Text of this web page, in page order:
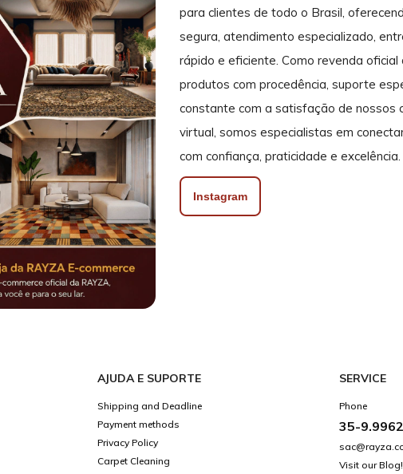
para clientes de todo o Brasil,
segura, atendimento especializado,
rápido e eficiente. Como revenda oficial
produtos com procedência, suporte
constante com a satisfação de nossos
virtual, somos especialistas em
com confiança, praticidade e excelência.
Instagram
AJUDA E SUPORTE
Shipping and Deadline
Payment methods
Privacy Policy
Carpet Cleaning
SERVICE
Phone
35-
Visit our Blog!